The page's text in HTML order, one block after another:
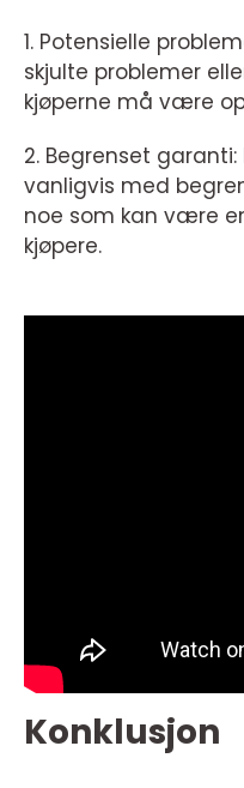
1. Potensielle
skjulte problemer
kjøperne må være
2. Begrenset
vanligvis med
noe som kan være
kjøpere.
Konklusjon